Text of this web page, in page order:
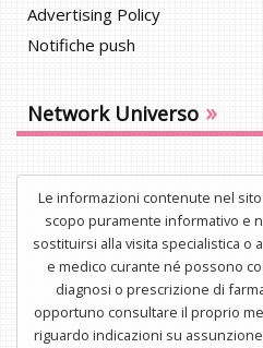
Advertising Policy
Notifiche push
Network Universo »
Le informazioni contenute nel
scopo puramente informativo e
sostituirsi alla visita specialistica o
e medico curante né possono
diagnosi o prescrizione di
opportuno consultare il proprio
riguardo indicazioni su